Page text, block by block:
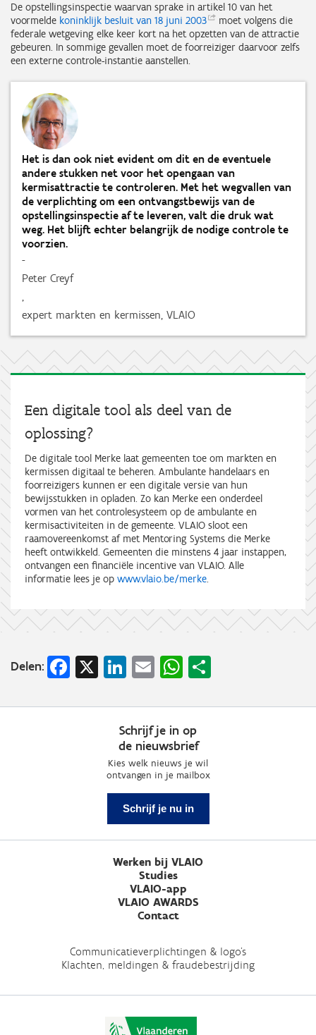
De opstellingsinspectie waarvan sprake in artikel 10 van het
voormelde koninklijk besluit van 18 juni 2003
moet volgens die
federale wetgeving elke keer kort na het opzetten van de attractie
gebeuren. In sommige gevallen moet de foorreiziger daarvoor zelfs
een externe controle-instantie aanstellen.
Het is dan ook niet evident om dit en de eventuele
andere stukken net voor het opengaan van
kermisattractie te controleren. Met het wegvallen van
de verplichting om een ontvangstbewijs van de
opstellingsinspectie af te leveren, valt die druk wat
weg. Het blijft echter belangrijk de nodige controle te
voorzien.
-
Peter Creyf
,
expert markten en kermissen, VLAIO
Een digitale tool als deel van de
oplossing?
De digitale tool Merke laat gemeenten toe om markten en
kermissen digitaal te beheren. Ambulante handelaars en
foorreizigers kunnen er een digitale versie van hun
bewijsstukken in opladen. Zo kan Merke een onderdeel
vormen van het controlesysteem op de ambulante en
kermisactiviteiten in de gemeente. VLAIO sloot een
raamovereenkomst af met Mentoring Systems die Merke
heeft ontwikkeld. Gemeenten die minstens 4 jaar instappen,
ontvangen een financiële incentive van VLAIO. Alle
informatie lees je op www.vlaio.be/merke.
Delen: Facebook
X LinkedIn
EmailWhatsApp
Schrijf je in op
de nieuwsbrief
Kies welk nieuws je wil
ontvangen in je mailbox
Schrijf je nu in
Werken bij VLAIO
Studies
VLAIO-app
VLAIO AWARDS
Contact
Communicatieverplichtingen & logo's
Klachten, meldingen & fraudebestrijding